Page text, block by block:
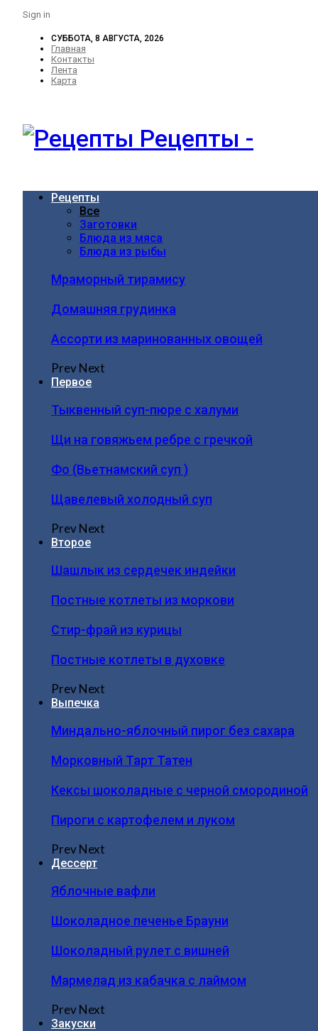
Sign in
СУББОТА, 8 АВГУСТА, 2026
Главная
Контакты
Лента
Карта
Рецепты -
Рецепты
Все
Заготовки
Блюда из мяса
Блюда из рыбы
Мраморный тирамису
Домашняя грудинка
Ассорти из маринованных овощей
PrevNext
Первое
Тыквенный суп-пюре с халуми
Щи на говяжьем ребре с гречкой
Фо (Вьетнамский суп )
Щавелевый холодный суп
PrevNext
Второе
Шашлык из сердечек индейки
Постные котлеты из моркови
Стир-фрай из курицы
Постные котлеты в духовке
PrevNext
Выпечка
Миндально-яблочный пирог без сахара
Морковный Тарт Татен
Кексы шоколадные с черной смородиной
Пироги c картофелем и луком
PrevNext
Дессерт
Яблочные вафли
Шоколадное печенье Брауни
Шоколадный рулет с вишней
Мармелад из кабачка с лаймом
PrevNext
Закуски